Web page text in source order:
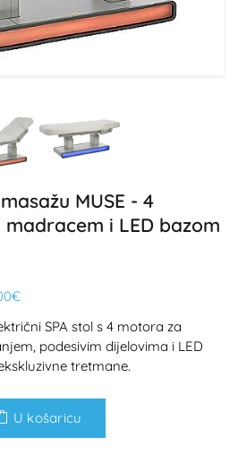
MUSE - 4
i LED bazom
SPA stol s 4 motora za
podesivim dijelovima i LED
tretmane.
U košaricu